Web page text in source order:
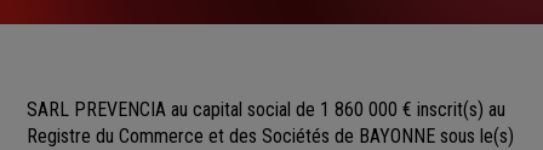
SARL PREVENCIA au capital social de 1 860 000 € inscrit(s) au
Registre du Commerce et des Sociétés de BAYONNE sous le(s)